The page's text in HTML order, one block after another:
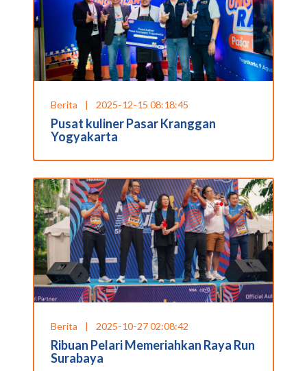
Berita | 2025-12-15 08:18:45
Pusat kuliner Pasar Kranggan
Yogyakarta
Berita | 2025-10-27 02:08:42
Ribuan Pelari Memeriahkan Raya Run
Surabaya